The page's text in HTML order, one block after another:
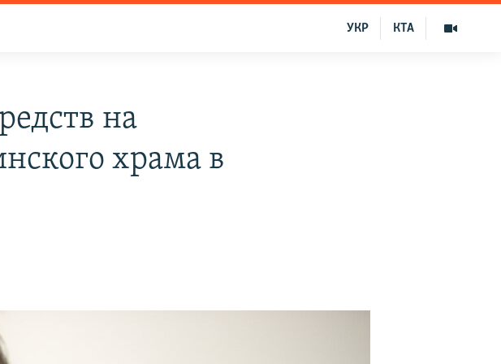
КТА
УКР
на
храма в